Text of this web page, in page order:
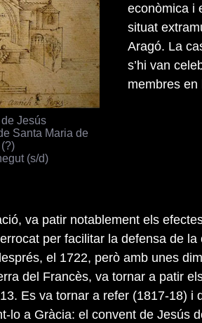
Jesús
Santa Maria de
(s/d)
econòmica i
situat
Aragó. La
s’hi van
membres en
va patir notablement els
per facilitar la defensa de
el 1722, però amb unes
del Francès, va tornar a patir
Es va tornar a refer (1817-18) i
lo a Gràcia: el convent de Jesús